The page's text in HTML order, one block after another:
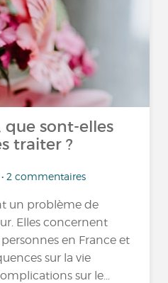
que sont-elles
traiter ?
2 commentaires
un problème de
Elles concernent
en France et
sur la vie
sur le...